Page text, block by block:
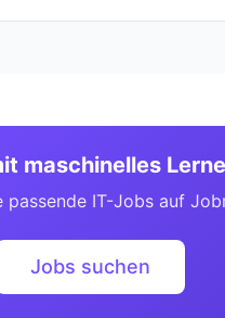
maschinelles
passende IT-Jobs auf
Jobs suchen